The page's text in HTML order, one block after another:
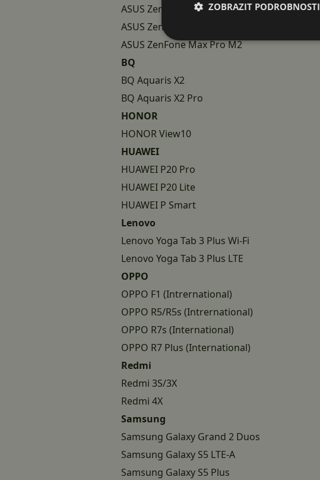
ASUS ZenFone 3
ASUS ZenFone Max Pro M1
ASUS ZenFone Max Pro M2
BQ
BQ Aquaris X2
BQ Aquaris X2 Pro
HONOR
HONOR View10
HUAWEI
HUAWEI P20 Pro
HUAWEI P20 Lite
HUAWEI P Smart
Lenovo
Lenovo Yoga Tab 3 Plus Wi-Fi
Lenovo Yoga Tab 3 Plus LTE
OPPO
OPPO F1 (Intrernational)
OPPO R5/R5s (Intrernational)
OPPO R7s (International)
OPPO R7 Plus (International)
Redmi
Redmi 3S/3X
Redmi 4X
Samsung
Samsung Galaxy Grand 2 Duos
Samsung Galaxy S5 LTE-A
Samsung Galaxy S5 Plus
ZOBRAZIT PODROBNOSTI